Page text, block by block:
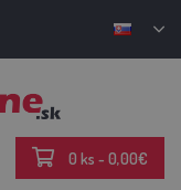
0 ks - 0,00€